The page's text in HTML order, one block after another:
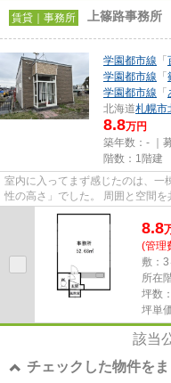
賃貸｜事務所 上篠路事務所
学園都市線 「
学園都市線 「
学園都市線 「
北海道札幌市
8.8万円
築年数：- ｜
階数：1階建
室内に入ってまず感じたのは、一
性の高さ」でした。 周囲と空間を共有しないため、業務時間や使い方を自分たち
の裁量で決めやすく、外部...
8.8
(管理
敷：
所在
坪数
坪単
該当
チェックした物件を